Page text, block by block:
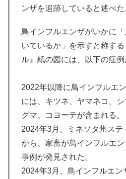
ンザを追跡していると述べた
鳥インフルエンザがいかに
いているか」を示すと称す
ル』紙の図には、以下の症例
2022年以降に鳥インフルエ
には、キツネ、ヤマネコ、
グマ、コヨーテが含まれる。
2024年3月、ミネソタ州ス
から、家畜が鳥インフルエ
事例が発見された。
2024年3月、鳥インフルエン